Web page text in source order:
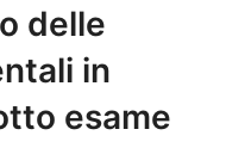
delle
in
esame